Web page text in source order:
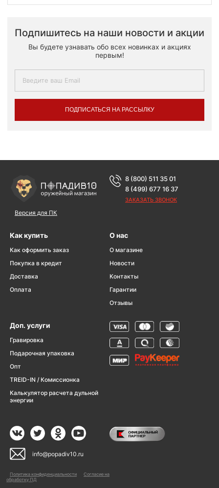
Подпишитесь на наши новости и акции
Вы будете узнавать обо всех новинках и акциях
первым!
ПОДПИСАТЬСЯ НА РАССЫЛКУ
Версия для ПК
8 (800) 511 35 01
8 (499) 677 16 37
ЗАКАЗАТЬ ЗВОНОК
Как купить
Как оформить заказ
Покупка в кредит
Доставка
Оплата
О нас
О магазине
Новости
Контакты
Гарантии
Отзывы
Доп. услуги
Гравировка
Подарочная упаковка
Опт
TREID-IN / Комиссионка
Калькулятор расчета дульной
энергии
info@popadiv10.ru
Политика конфиденциальности
Согласие на
обработку ПД